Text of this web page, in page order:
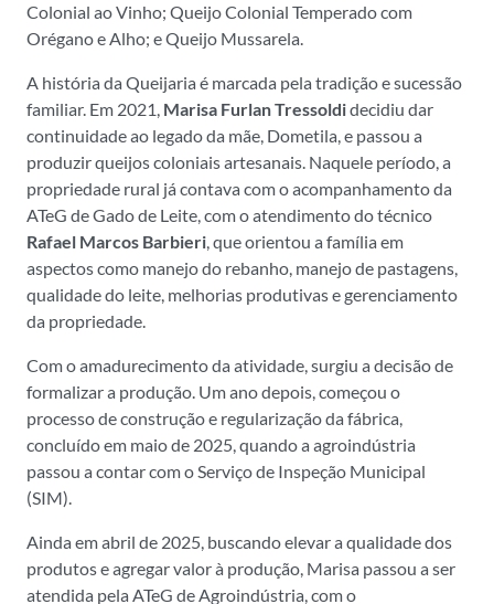
Colonial ao Vinho; Queijo Colonial Temperado com
Orégano e Alho; e Queijo Mussarela.
A história da Queijaria é marcada pela tradição e sucessão
familiar. Em 2021, Marisa Furlan Tressoldidecidiu dar
continuidade ao legado da mãe, Dometila, e passou a
produzir queijos coloniais artesanais. Naquele período, a
propriedade rural já contava com o acompanhamento da
ATeG de Gado de Leite, com o atendimento do técnico
Rafael Marcos Barbieri, que orientou a família em
aspectos como manejo do rebanho, manejo de pastagens,
qualidade do leite, melhorias produtivas e gerenciamento
da propriedade.
Com o amadurecimento da atividade, surgiu a decisão de
formalizar a produção. Um ano depois, começou o
processo de construção e regularização da fábrica,
concluído em maio de 2025, quando a agroindústria
passou a contar com o Serviço de Inspeção Municipal
(SIM).
Ainda em abril de 2025, buscando elevar a qualidade dos
produtos e agregar valor à produção, Marisa passou a ser
atendida pela ATeG de Agroindústria, com o